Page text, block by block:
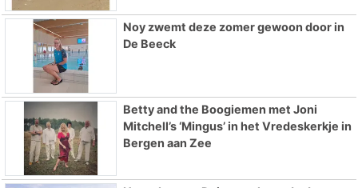
Noy zwemt deze zomer gewoon door in
De Beeck
Betty and the Boogiemen met Joni
Mitchell’s ‘Mingus’ in het Vredeskerkje in
Bergen aan Zee